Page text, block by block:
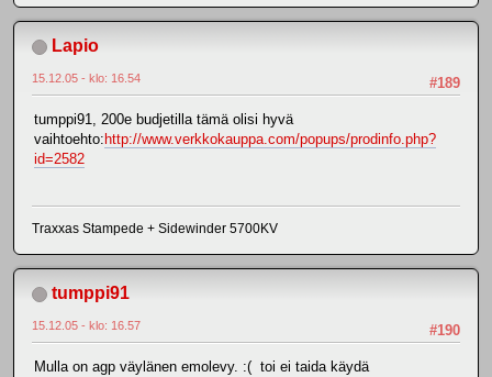
Lapio
#189
15.12.05 - klo: 16.54
tumppi91, 200e budjetilla tämä olisi hyvä
vaihtoehto: http://www.verkkokauppa.com/popups/prodinfo.php?
id=2582
Traxxas Stampede + Sidewinder 5700KV
tumppi91
#190
15.12.05 - klo: 16.57
Mulla on agp väylänen emolevy. :( toi ei taida käydä